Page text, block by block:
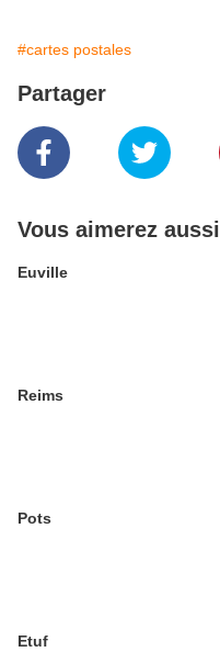
#cartes postales
Partager
Vous aimerez aussi
Euville
Reims
Pots
Etuf